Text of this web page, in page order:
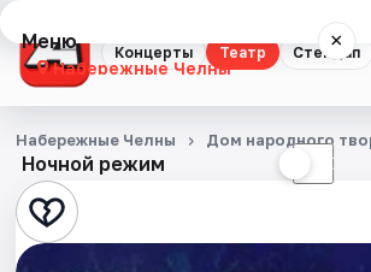
Концерты Театр Стендап
Меню ×
Набережные Челны
Концерты
Театр
Стендап
Ночной режим ☾
Набережные Челны Дом народного